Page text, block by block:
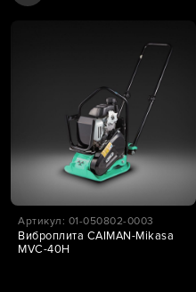
Артикул: 01-050802-0003
Виброплита CAIMAN-Mikasa
MVC-40H